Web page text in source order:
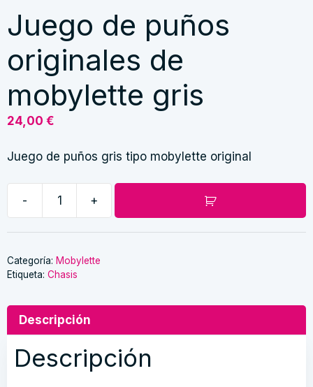
Juego de puños
originales de
mobylette gris
24,00 €
Juego de puños gris tipo mobylette original
- +
Categoría: Mobylette
Etiqueta: Chasis
Descripción
Descripción